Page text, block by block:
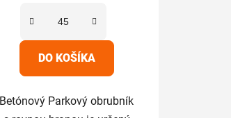
DO KOŠÍKA
Betónový Parkový obrubník